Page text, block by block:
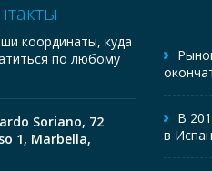
координаты, куда
по любому
Soriano, 72
1, Marbella,
В
в